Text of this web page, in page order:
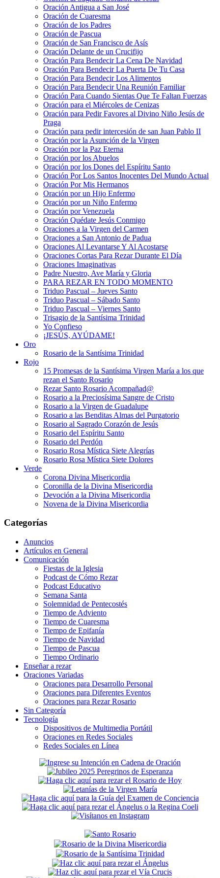
Oración Antigua a San José
Oración de Cuaresma
Oración de los Padres
Oración de Pascua
Oración de San Francisco de Asís
Oración Delante de un Crucifijo
Oración Para Bendecir La Cena De Navidad
Oración Para Bendecir La Puerta De Tu Casa
Oración Para Bendecir Los Alimentos
Oración Para Bendecir Una Reunión Familiar
Oración Para Cuando Sientas Que Te Faltan Fuerzas
Oración para el Miércoles de Cenizas
Oración para Pedir Favores al Divino Niño Jesús de
Praga
Oración para pedir intercesión de san Juan Pablo II
Oración por la Asunción de la Virgen
Oración por la Paz Eterna
Oración por los Abuelos
Oración por los Dones del Espíritu Santo
Oración Por Los Santos Inocentes Del Mundo Actual
Oración Por Mis Hermanos
Oración por un Hijo Enfermo
Oración por un Niño Enfermo
Oración por Venezuela
Oración Quédate Jesús Conmigo
Oraciones a la Virgen del Carmen
Oraciones a San Antonio de Padua
Oraciones Al Levantarse Y Al Acostarse
Oraciones Cortas Para Rezar Durante El Día
Oraciones Imaginativas
Padre Nuestro, Ave María y Gloria
PARA REZAR EN TODO MOMENTO
Triduo Pascual – Jueves Santo
Triduo Pascual – Sábado Santo
Triduo Pascual – Viernes Santo
Trisagio de la Santísima Trinidad
Yo Confieso
¡JESÚS, AYÚDAME!
Oro
Rosario de la Santísima Trinidad
Rojo
15 Promesas de la Santísima Virgen María a los que
rezan el Santo Rosario
Rezar Santo Rosario Acompañad@
Rosario a la Preciosísima Sangre de Cristo
Rosario a la Virgen de Guadalupe
Rosario a las Benditas Almas del Purgatorio
Rosario al Sagrado Corazón de Jesús
Rosario del Espíritu Santo
Rosario del Perdón
Rosario Rosa Mística Siete Alegrías
Rosario Rosa Mística Siete Dolores
Verde
Corona Divina Misericordia
Coronilla de la Divina Misericordia
Devoción a la Divina Misericordia
Novena de la Divina Misericordia
Categorías
Anuncios
Artículos en General
Comunicación
Fiestas de la Iglesia
Podcast de Cómo Rezar
Podcast Educativo
Semana Santa
Solemnidad de Pentecostés
Tiempo de Adviento
Tiempo de Cuaresma
Tiempo de Epifanía
Tiempo de Navidad
Tiempo de Pascua
Tiempo Ordinario
Enseñar a rezar
Oraciones Variadas
Oraciones para Desarrollo Personal
Oraciones para Diferentes Eventos
Oraciones para Rezar Rosario
Sin Categoría
Tecnología
Dispositivos de Multimedia Portátil
Oraciones en Redes Sociales
Redes Sociales en Línea
Secondary
Sidebar